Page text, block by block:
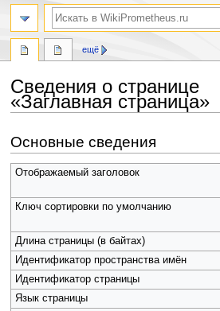
Сведения о странице
«Заглавная страница»
к
навигации
к
поиску
Основные сведения
Отображаемый заголовок
Ключ сортировки по умолчанию
Длина страницы (в байтах)
Идентификатор пространства имён
Идентификатор страницы
Язык страницы
ещё
поиск